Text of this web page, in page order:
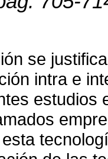
se
intra e
estudios